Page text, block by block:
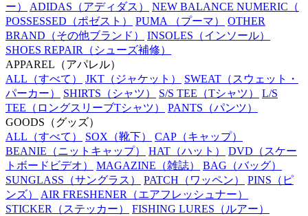
ー）
ADIDAS （アディダス） NEW BALANCE NUMERIC （
POSSESSED （ポゼスト） PUMA （プーマ）
OTHER
BRAND （その他ブランド） INSOLES （インソール）
SHOES REPAIR （シューズ補修）
APPAREL （アパレル）
ALL （すべて） JKT （ジャケット） SWEAT （スウェット・
パーカー）
SHIRTS （シャツ） S/S TEE （Tシャツ）
L/S
TEE （ロングスリーブTシャツ） PANTS （パンツ）
GOODS （グッズ）
ALL （すべて） SOX （靴下） CAP （キャップ）
BEANIE （ニットキャップ） HAT （ハット） DVD （スケー
トボードビデオ）
MAGAZINE （雑誌） BAG （バッグ）
SUNGLASS （サングラス） PATCH （ワッペン） PINS （ピ
ンズ）
AIR FRESHENER （エアフレッシュナー）
STICKER （ステッカー） FISHING LURES （ルアー）